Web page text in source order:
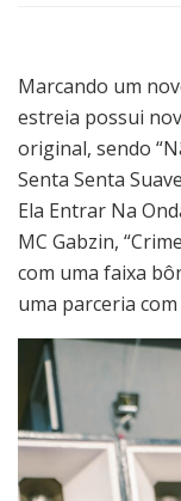
Marcando um
estreia possui
original, sendo
Senta Senta
Ela Entrar Na
MC Gabzin,
com uma faixa
uma parceria